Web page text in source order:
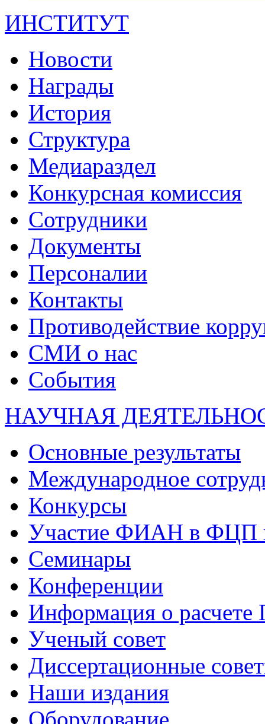
ИНСТИТУТ
Новости
Награды
История
Структура
Медиараздел
Конкурсная комиссия
Сотрудники
Документы
Персоналии
Контакты
Противодействие
СМИ о нас
События
НАУЧНАЯ
Основные результаты
Международное
Конкурсы
Участие ФИАН в ФЦП
Семинары
Конференции
Информация о
Ученый совет
Диссертационные
Наши издания